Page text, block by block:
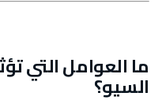
ما العوامل التي
السيو؟